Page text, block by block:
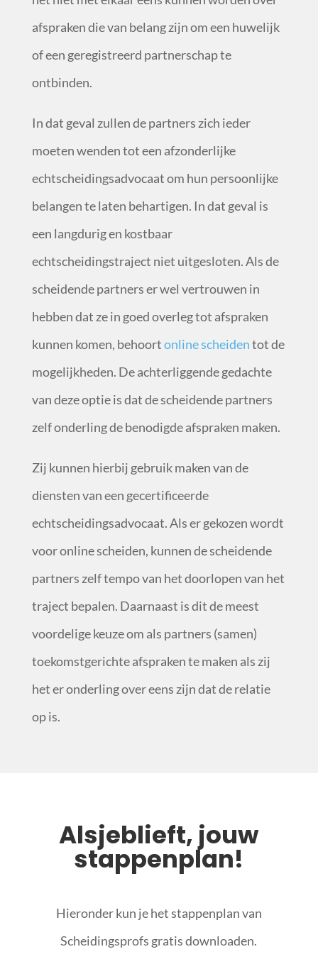
afspraken die van belang zijn om een huwelijk
of een geregistreerd partnerschap te
ontbinden.
In dat geval zullen de partners zich ieder
moeten wenden tot een afzonderlijke
echtscheidingsadvocaat om hun persoonlijke
belangen te laten behartigen. In dat geval is
een langdurig en kostbaar
echtscheidingstraject niet uitgesloten. Als de
scheidende partners er wel vertrouwen in
hebben dat ze in goed overleg tot afspraken
kunnen komen, behoortonline scheidentot de
mogelijkheden. De achterliggende gedachte
van deze optie is dat de scheidende partners
zelf onderling de benodigde afspraken maken.
Zij kunnen hierbij gebruik maken van de
diensten van een gecertificeerde
echtscheidingsadvocaat. Als er gekozen wordt
voor online scheiden, kunnen de scheidende
partners zelf tempo van het doorlopen van het
traject bepalen. Daarnaast is dit de meest
voordelige keuze om als partners (samen)
toekomstgerichte afspraken te maken als zij
het er onderling over eens zijn dat de relatie
op is.
Alsjeblieft, jouw
stappenplan!
Hieronder kun je het stappenplan van
Scheidingsprofs gratis downloaden.